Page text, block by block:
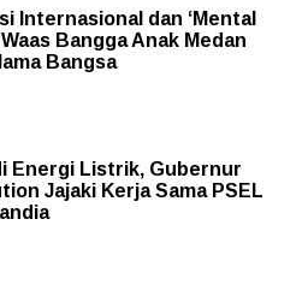
Internasional dan ‘Mental
Bangga Anak Medan
Bangsa
Energi Listrik, Gubernur
Jajaki Kerja Sama PSEL